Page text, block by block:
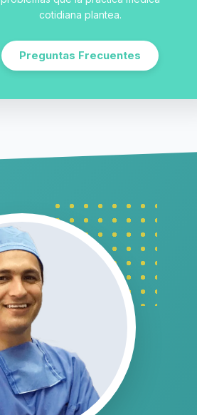
cotidiana plantea.
Preguntas Frecuentes